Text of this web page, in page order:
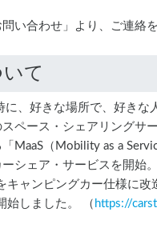
い合わせ」より、ご連絡
て
に、好きな場所で、好き
ペース・シェアリングサ
MaaS（Mobility as a
シェア・サービスを開始
ャンピングカー仕様に
始しました。 （ https://